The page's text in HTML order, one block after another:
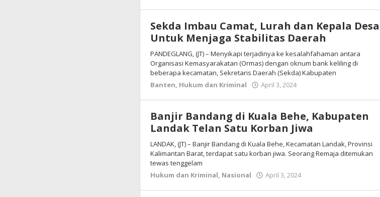
Sekda Imbau Camat, Lurah dan Kepala Desa
Untuk Menjaga Stabilitas Daerah
PANDEGLANG, (JT) – Menyikapi terjadinya ke kesalahfahaman antara
Organisasi Kemasyarakatan (Ormas) dengan oknum bank keliling di
beberapa kecamatan, Sekretaris Daerah (Sekda) Kabupaten
Banten, Hukum dan Kriminal April 3, 2024
Banjir Bandang di Kuala Behe, Kabupaten
Landak Telan Satu Korban Jiwa
LANDAK, (JT) – Banjir Bandang di Kuala Behe, Kecamatan Landak, Provinsi
Kalimantan Barat, terdapat satu korban jiwa. Seorang Remaja ditemukan
tewas tenggelam
Hukum dan Kriminal, Nasional April 3, 2024